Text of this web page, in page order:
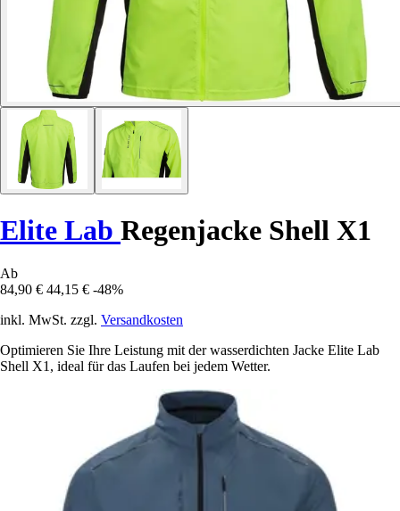
Elite Lab Regenjacke Shell X1
Ab
84,90 € 44,15 € -48%
inkl. MwSt. zzgl. Versandkosten
Optimieren Sie Ihre Leistung mit der wasserdichten Jacke Elite Lab
Shell X1, ideal für das Laufen bei jedem Wetter.